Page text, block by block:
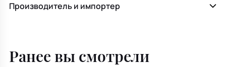
Производитель и импортер
Ранее вы смотрели